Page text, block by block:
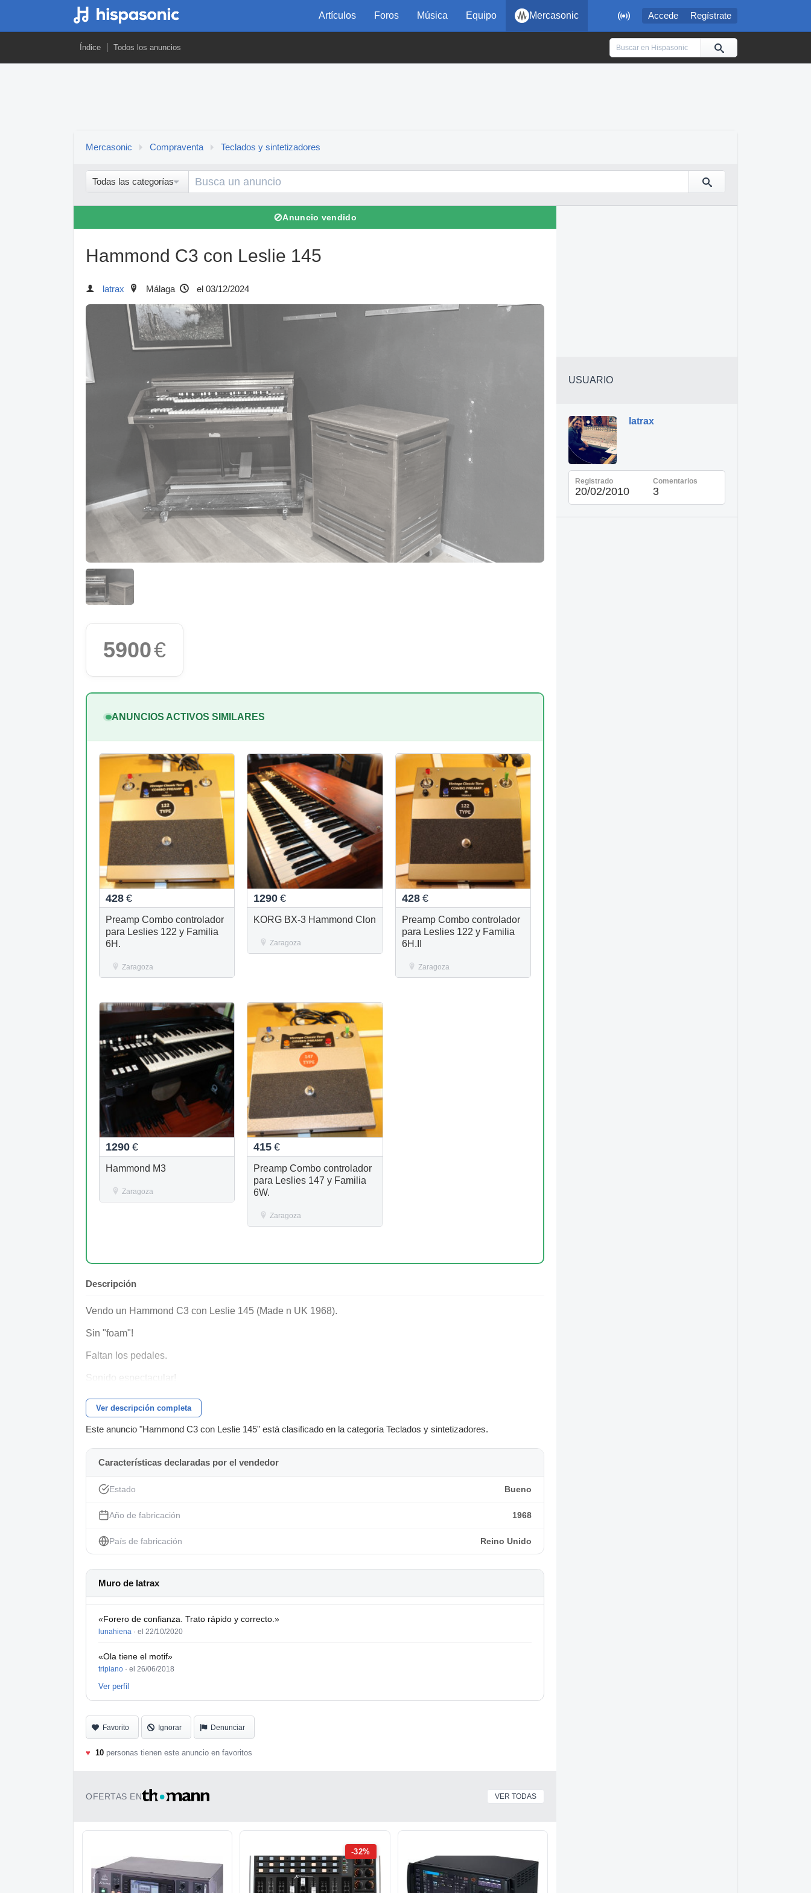
 Accede Regístrate
Artículos Foros Música Equipo Mercasonic
Índice Todos los anuncios
Mercasonic Compraventa Teclados y sintetizadores
Todas las categorías
⊘Anuncio vendido
Hammond C3 con Leslie 145
latrax Málaga el 03/12/2024
5900€
ANUNCIOS ACTIVOS SIMILARES
428 €
Preamp Combo controlador
para Leslies 122 y Familia
6H.
Zaragoza
1290 €
KORG BX-3 Hammond Clon
Zaragoza
428 €
Preamp Combo controlador
para Leslies 122 y Familia
6H.II
Zaragoza
1290 €
Hammond M3
Zaragoza
415 €
Preamp Combo controlador
para Leslies 147 y Familia
6W.
Zaragoza
Descripción
Vendo un Hammond C3 con Leslie 145 (Made n UK 1968).
Sin "foam"!
Faltan los pedales.
Sonido espectacular!
Ver descripción completa
Este anuncio "Hammond C3 con Leslie 145" está clasificado en la categoría Teclados y sintetizadores.
Características declaradas por el vendedor
Estado Bueno
Año de fabricación 1968
País de fabricación Reino Unido
Muro de latrax
«Forero de confianza. Trato rápido y correcto.»
lunahiena · el 22/10/2020
«Ola tiene el motif»
tripiano · el 26/06/2018
Ver perfil
Favorito Ignorar Denunciar
♥ 10 personas tienen este anuncio en favoritos
OFERTAS EN VER TODAS
-32%
USUARIO
latrax
Registrado
20/02/2010
Comentarios
3